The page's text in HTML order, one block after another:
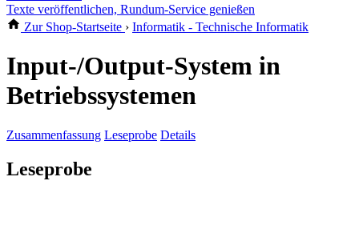
Texte veröffentlichen, Rundum-Service genießen
Zur Shop-Startseite › Informatik - Technische Informatik
Input-/Output-System in
Betriebssystemen
Zusammenfassung Leseprobe Details
Leseprobe